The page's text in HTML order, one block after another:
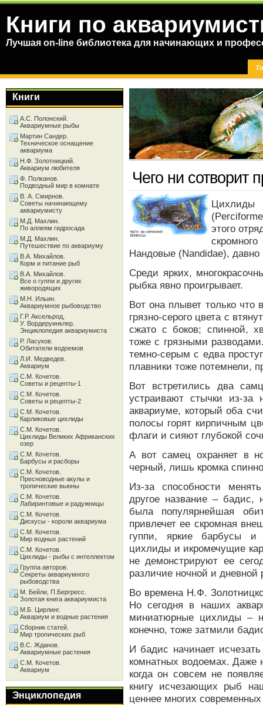
Книги по
Лучшая on-line библиотека для начинающих и
Чего ни сотворит
Цихлиды
этого
Нандовые (Nandidae),
Среди ярких,
рыбка явно проигрывает.
Вот она плывет только что
грязно-серого цвета с
сжато с боков; спинной,
тоже с грязными
темно-серым с едва
плавники тоже потемнели,
Вот встретились два
устраивают стычки из-
аквариуме, который оба
полосы горят кирпичным
флаги и сияют глубокой
А вот самец охраняет в
черный, лишь кромка
Из-за способности
другое название – бадис,
была популярнейшая
привлечет ее скромная
гуппи, яркие барбусы и
цихлиды и икромечущие
не демонстрируют ее
различие ночной и дневной
Во времена Н.Ф.
Но сегодня в наших
миниатюрные цихлиды –
конечно, тоже затмили
И бадис начинает
комнатных водоемах. Даже
когда он совсем не
книгу исчезающих рыб
ценнее многих
Книги
А.С. Полонский.
Аквариумные рыбы
Мартин Сандер.
Техническое оснащение
аквариума
Н.Ф. Золотницкий.
Аквариум любителя
Ф. Полканов.
Подводный мир в комнате
В. А. Смирнов.
Советы начинающему
аквариумисту
М.Д. Махлин.
По аллеям гидросада
М.Д. Махлин.
Путешествие по аквариуму
В.А. Михайлов.
Корм и питание рыб
В.А. Михайлов.
Все о гуппи и других
живородящих
М.Н. Ильин.
Аквариумное рыбоводство
Г.Р. Аксельрод,
У. Вордеруинклер.
Энциклопедия аквариумиста
Р. Ласуков.
Обитатели водоемов
Л.И. Медведев.
Аквариум
С.М. Кочетов.
Советы и рецепты-1
С.М. Кочетов.
Советы и рецепты-2
С.М. Кочетов.
Карликовые цихлиды
С.М. Кочетов.
Цихлиды Великих Африканских
озер
С.М. Кочетов.
Барбусы и расборы
С.М. Кочетов.
Пресноводные акулы и
тропические вьюны
С.М. Кочетов.
Лабиринтовые и радужницы
С.М. Кочетов.
Дискусы - короли аквариума
С.М. Кочетов.
Мир водных растений
С.М. Кочетов.
Цихлиды - рыбы с интеллектом
Группа авторов.
Секреты аквариумного
рыбоводства
М. Бейли, П.Бергресс.
Золотая книга аквариумиста
М.Б. Цирлинг.
Аквариум и водные растения
Сборник статей.
Мир тропических рыб
В.С. Жданов.
Аквариумные растения
С.М. Кочетов.
Аквариум
Энциклопедия